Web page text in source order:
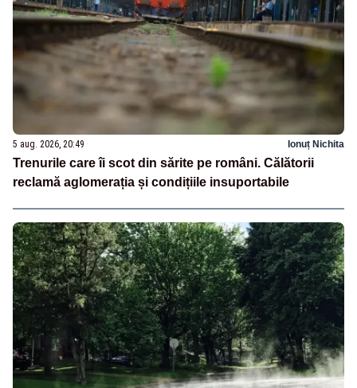
5 aug. 2026, 20:49 Ionuț Nichita
Trenurile care îi scot din sărite pe români. Călătorii
reclamă aglomerația și condițiile insuportabile